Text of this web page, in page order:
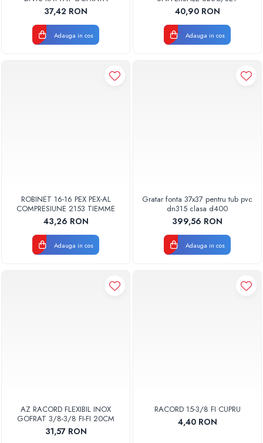
37,42 RON
Adauga in cos
40,90 RON
Adauga in cos
ROBINET 16-16 PEX PEX-AL
COMPRESIUNE 2153 TIEMME
43,26 RON
Adauga in cos
Gratar fonta 37x37 pentru tub pvc
dn315 clasa d400
399,56 RON
Adauga in cos
AZ RACORD FLEXIBIL INOX
GOFRAT 3/8-3/8 FI-FI 20CM
31,57 RON
RACORD 15-3/8 FI CUPRU
4,40 RON